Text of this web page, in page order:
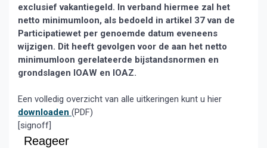
exclusief vakantiegeld. In verband hiermee zal het
netto minimumloon, als bedoeld in artikel 37 van de
Participatiewet per genoemde datum eveneens
wijzigen. Dit heeft gevolgen voor de aan het netto
minimumloon gerelateerde bijstandsnormen en
grondslagen IOAW en IOAZ.
Een volledig overzicht van alle uitkeringen kunt u hier
downloaden (PDF)
[signoff]
Reageer